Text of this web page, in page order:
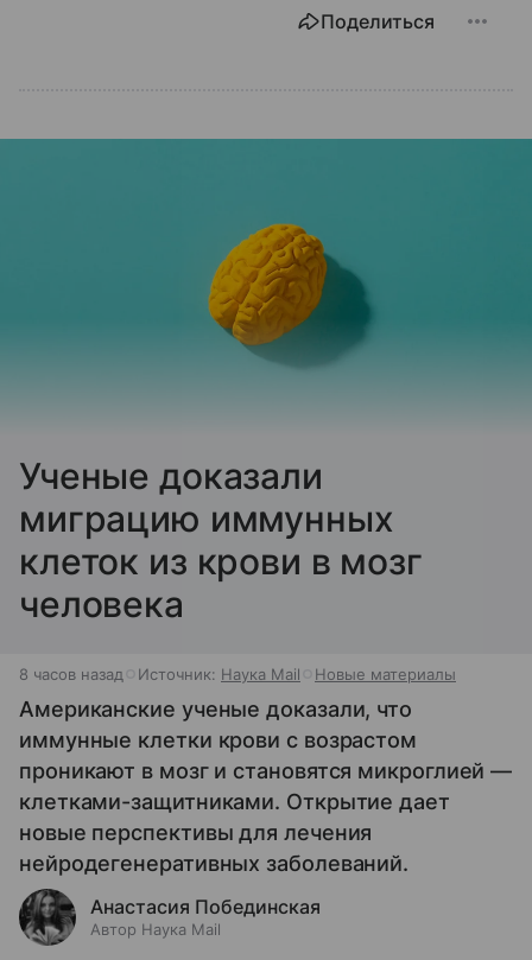
Поделиться
Ученые доказали
миграцию иммунных
клеток из крови в мозг
человека
8 часов назад Источник: Наука Mail Новые материалы
Американские ученые доказали, что
иммунные клетки крови с возрастом
проникают в мозг и становятся микроглией —
клетками-защитниками. Открытие дает
новые перспективы для лечения
нейродегенеративных заболеваний.
Анастасия Побединская
Автор Наука Mail